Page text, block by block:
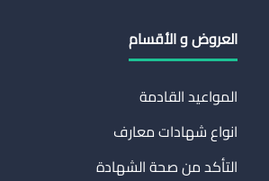
العروض و الأقسام
المواعيد القادمة
انواع شهادات معارف
التأكد من صحة الشهادة